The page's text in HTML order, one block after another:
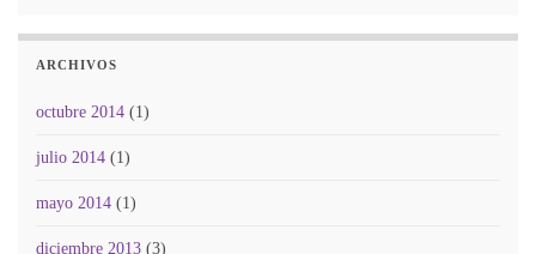
ARCHIVOS
octubre 2014 (1)
julio 2014 (1)
mayo 2014 (1)
diciembre 2013 (3)